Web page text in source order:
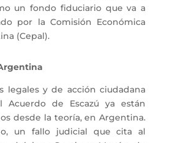
un fondo fiduciario que va a
por la Comisión Económica
(Cepal).
legales y de acción ciudadana
Acuerdo de Escazú ya están
desde la teoría, en Argentina.
un fallo judicial que cita al